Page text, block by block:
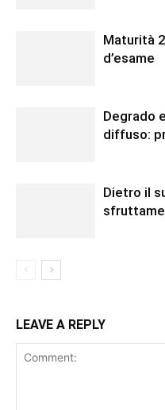
Maturità
d’esame
Degrado
diffuso:
Dietro il
LEAVE A REPLY